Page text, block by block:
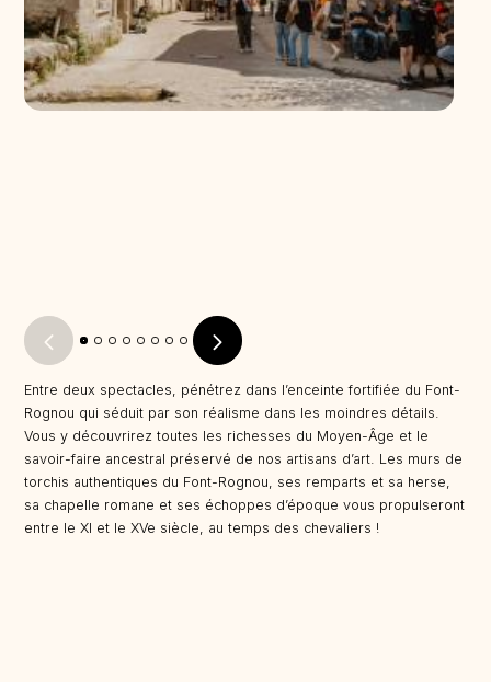
Entre deux spectacles, pénétrez dans l’enceinte fortifiée du Font-
Rognou qui séduit par son réalisme dans les moindres détails.
Vous y découvrirez toutes les richesses du Moyen-Âge et le
savoir-faire ancestral préservé de nos artisans d’art. Les murs de
torchis authentiques du Font-Rognou, ses remparts et sa herse,
sa chapelle romane et ses échoppes d’époque vous propulseront
entre le XI et le XVe siècle, au temps des chevaliers !